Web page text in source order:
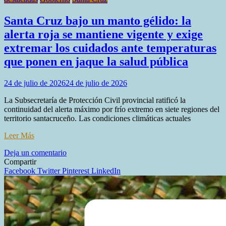
Santa Cruz bajo un manto gélido: la
alerta roja se mantiene vigente y exige
extremar los cuidados ante temperaturas
que ponen en jaque la salud pública
24 de julio de 202624 de julio de 2026
La Subsecretaría de Protección Civil provincial ratificó la
continuidad del alerta máximo por frío extremo en siete regiones del
territorio santacruceño. Las condiciones climáticas actuales
Leer Más
Deja un comentarioen
Cruz
bajo
un
manto
gélido:
la
Compartir
Facebook TwitterPinterest LinkedIn